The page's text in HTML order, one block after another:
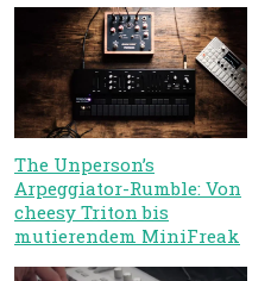
The Unperson’s
Arpeggiator-Rumble: Von
cheesy Triton bis
mutierendem MiniFreak